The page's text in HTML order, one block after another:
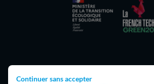
Continuer sans accepterHello What ?